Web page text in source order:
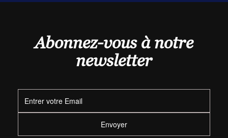
Abonnez-vous à notre
newsletter
Envoyer